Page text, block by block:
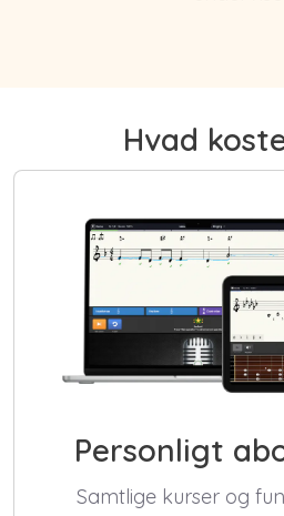
Hvad
Personligt
Samtlige kurser og